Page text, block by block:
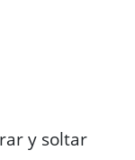
y soltar